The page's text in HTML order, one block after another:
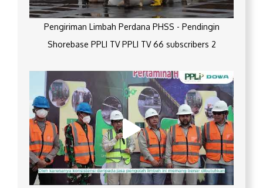
Pengiriman Limbah Perdana PHSS - Pendingin
Shorebase PPLI TV PPLI TV 66 subscribers 2